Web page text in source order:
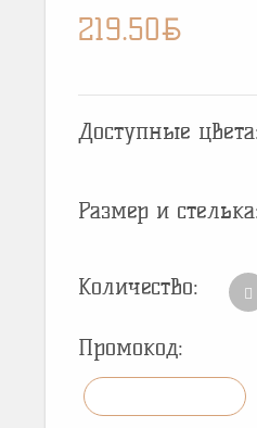
219.50BYN
Доступные
Размер и
Количество:
Промокод: